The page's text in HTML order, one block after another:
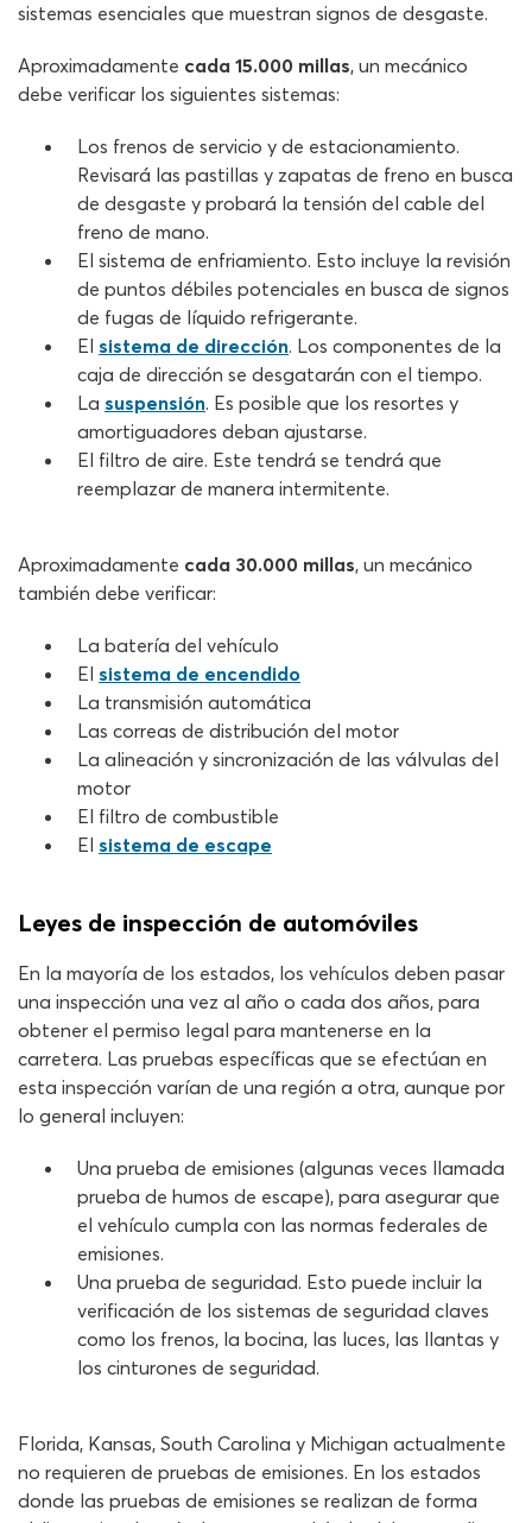
sistemas esenciales que muestran signos de desgaste.
Aproximadamente cada 15.000 millas, un mecánico
debe verificar los siguientes sistemas:
Los frenos de servicio y de estacionamiento.
Revisará las pastillas y zapatas de freno en busca
de desgaste y probará la tensión del cable del
freno de mano.
El sistema de enfriamiento. Esto incluye la revisión
de puntos débiles potenciales en busca de signos
de fugas de líquido refrigerante.
El sistema de dirección. Los componentes de la
caja de dirección se desgatarán con el tiempo.
La suspensión. Es posible que los resortes y
amortiguadores deban ajustarse.
El filtro de aire. Este tendrá se tendrá que
reemplazar de manera intermitente.
Aproximadamente cada 30.000 millas, un mecánico
también debe verificar:
La batería del vehículo
El sistema de encendido
La transmisión automática
Las correas de distribución del motor
La alineación y sincronización de las válvulas del
motor
El filtro de combustible
El sistema de escape
Leyes de inspección de automóviles
En la mayoría de los estados, los vehículos deben pasar
una inspección una vez al año o cada dos años, para
obtener el permiso legal para mantenerse en la
carretera. Las pruebas específicas que se efectúan en
esta inspección varían de una región a otra, aunque por
lo general incluyen:
Una prueba de emisiones (algunas veces llamada
prueba de humos de escape), para asegurar que
el vehículo cumpla con las normas federales de
emisiones.
Una prueba de seguridad. Esto puede incluir la
verificación de los sistemas de seguridad claves
como los frenos, la bocina, las luces, las llantas y
los cinturones de seguridad.
Florida, Kansas, South Carolina y Michigan actualmente
no requieren de pruebas de emisiones. En los estados
donde las pruebas de emisiones se realizan de forma